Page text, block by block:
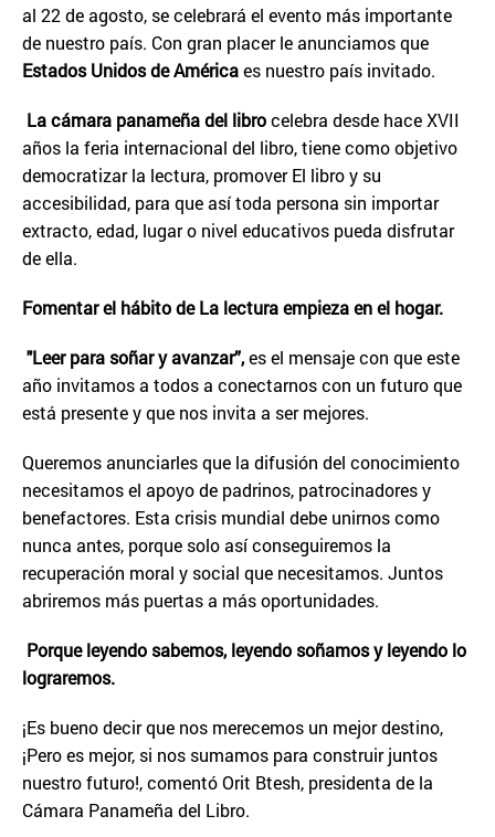
al 22 de agosto, se celebrará el evento más importante
de nuestro país. Con gran placer le anunciamos que
Estados Unidos de Américaes nuestro país invitado.
La cámara panameña del librocelebra desde hace XVII
años la feria internacional del libro, tiene como objetivo
democratizar la lectura, promover El libro y su
accesibilidad, para que así toda persona sin importar
extracto, edad, lugar o nivel educativos pueda disfrutar
de ella.
Fomentar el hábito de La lectura empieza en el hogar.
"Leer para soñar y avanzar”,es el mensaje con que este
año invitamos a todos a conectarnos con un futuro que
está presente y que nos invita a ser mejores.
Queremos anunciarles que la difusión del conocimiento
necesitamos el apoyo de padrinos, patrocinadores y
benefactores. Esta crisis mundial debe unirnos como
nunca antes, porque solo así conseguiremos la
recuperación moral y social que necesitamos. Juntos
abriremos más puertas a más oportunidades.
Porque leyendo sabemos, leyendo soñamos y leyendo lo
lograremos.
¡Es bueno decir que nos merecemos un mejor destino,
¡Pero es mejor, si nos sumamos para construir juntos
nuestro futuro!, comentó Orit Btesh, presidenta de la
Cámara Panameña del Libro.